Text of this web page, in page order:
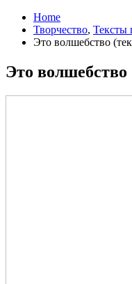
Home
Творчество, Тексты
Это волшебство
Это волшебство